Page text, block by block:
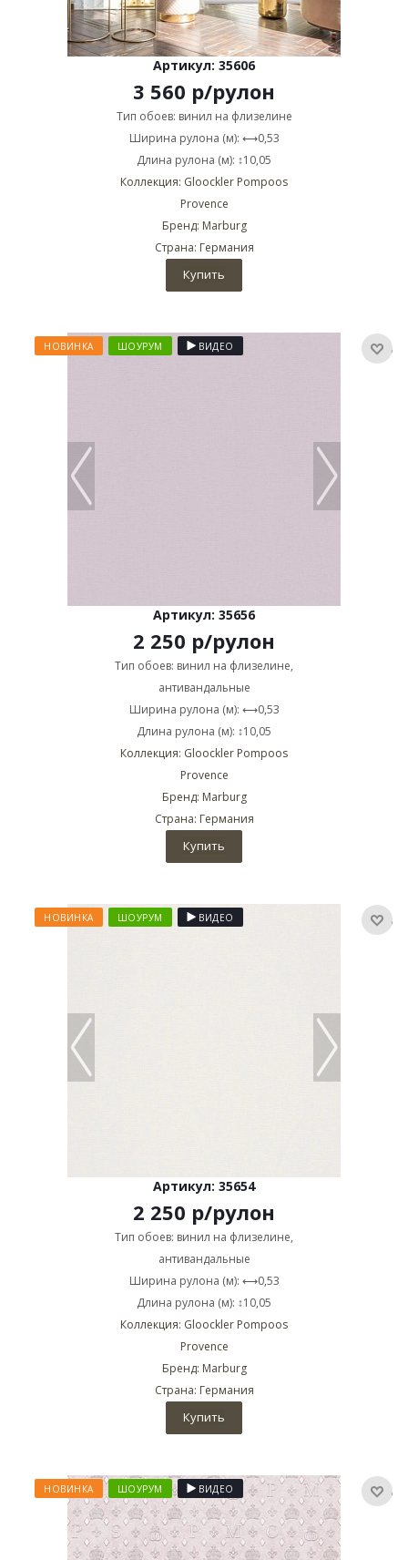
Артикул: 35606
3 560 р/рулон
Тип обоев: винил на флизелине
Ширина рулона (м): ⟷0,53
Длина рулона (м): ↕10,05
Коллекция: Gloockler Pompoos
Provence
Бренд: Marburg
Страна: Германия
Купить
НОВИНКА ШОУРУМ ВИДЕО
Артикул: 35656
2 250 р/рулон
Тип обоев: винил на флизелине,
антивандальные
Ширина рулона (м): ⟷0,53
Длина рулона (м): ↕10,05
Коллекция: Gloockler Pompoos
Provence
Бренд: Marburg
Страна: Германия
Купить
НОВИНКА ШОУРУМ ВИДЕО
Артикул: 35654
2 250 р/рулон
Тип обоев: винил на флизелине,
антивандальные
Ширина рулона (м): ⟷0,53
Длина рулона (м): ↕10,05
Коллекция: Gloockler Pompoos
Provence
Бренд: Marburg
Страна: Германия
Купить
НОВИНКА ШОУРУМ ВИДЕО